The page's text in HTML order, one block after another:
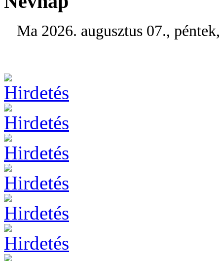
Ma 2026. augusztus 07.,